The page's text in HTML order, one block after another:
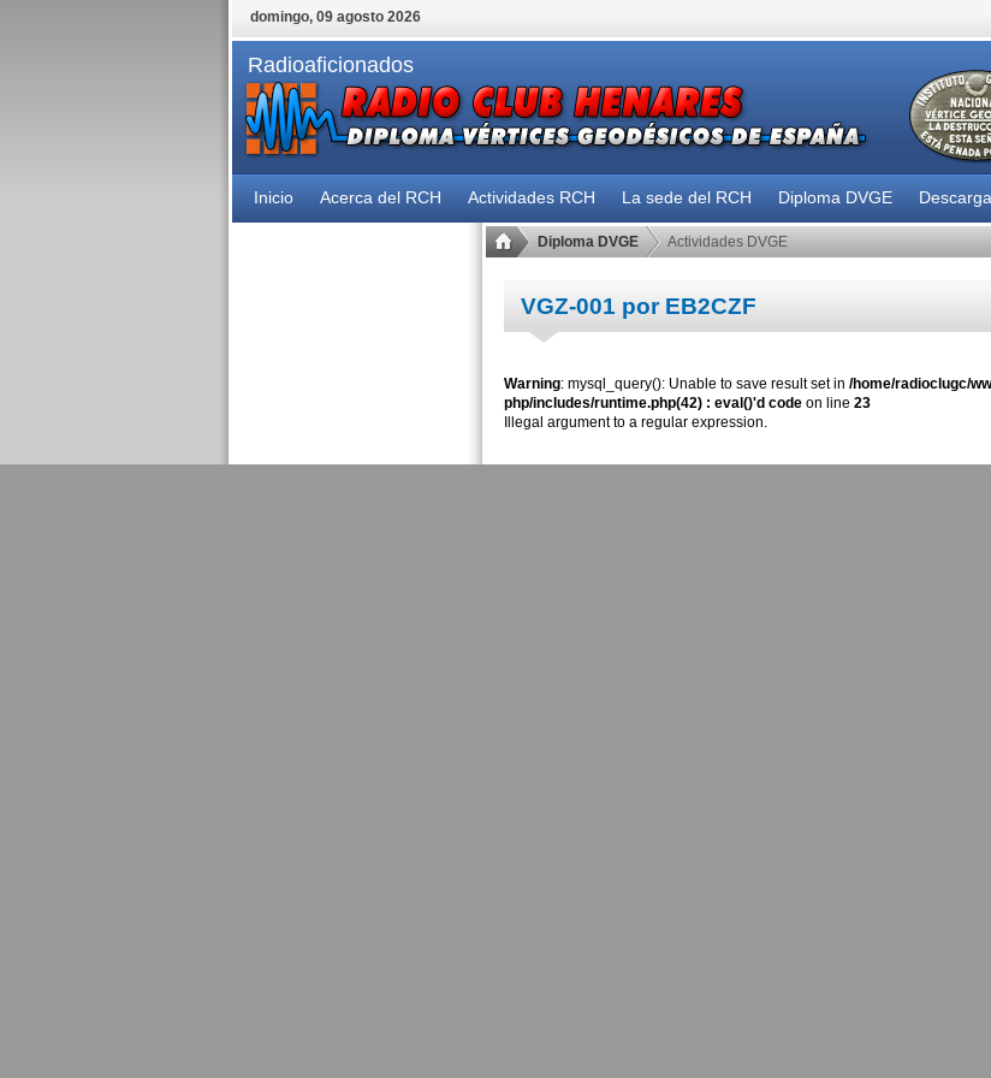
domingo, 09 agosto 2026
Radioaficionados
Inicio Acerca del RCH Actividades RCH La sede del RCH Diploma DVGE
Diploma DVGE Actividades DVGE
VGZ-001 por EB2CZF
Warning: mysql_query(): Unable to save result set in /home/radioclugc/
php/includes/runtime.php(42) : eval()'d codeon line 23
Illegal argument to a regular expression.